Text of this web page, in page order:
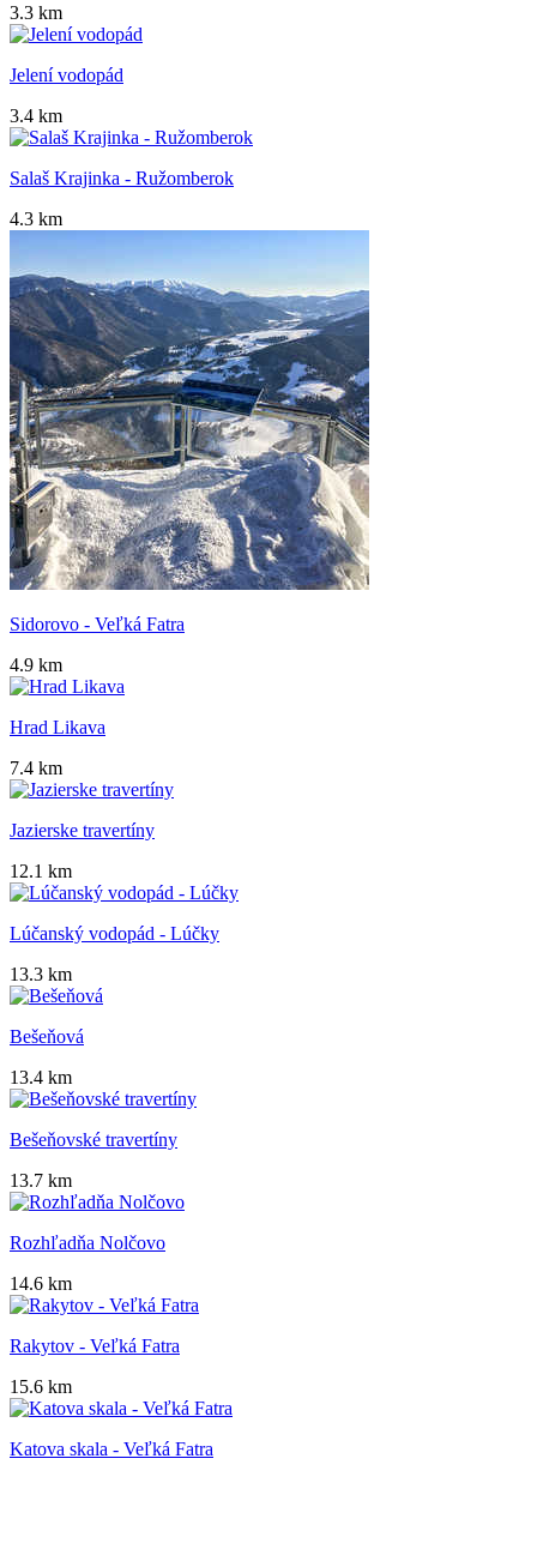
3.3 km
Jelení vodopád
3.4 km
Salaš Krajinka - Ružomberok
4.3 km
Sidorovo - Veľká Fatra
4.9 km
Hrad Likava
7.4 km
Jazierske travertíny
12.1 km
Lúčanský vodopád - Lúčky
13.3 km
Bešeňová
13.4 km
Bešeňovské travertíny
13.7 km
Rozhľadňa Nolčovo
14.6 km
Rakytov - Veľká Fatra
15.6 km
Katova skala - Veľká Fatra